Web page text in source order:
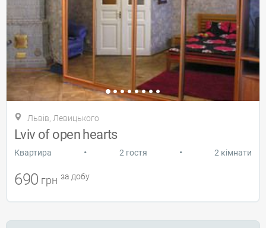
Львів, Левицького
Lviv of open hearts
Квартира • 2 гостя • 2 кімнати
690 грн за добу